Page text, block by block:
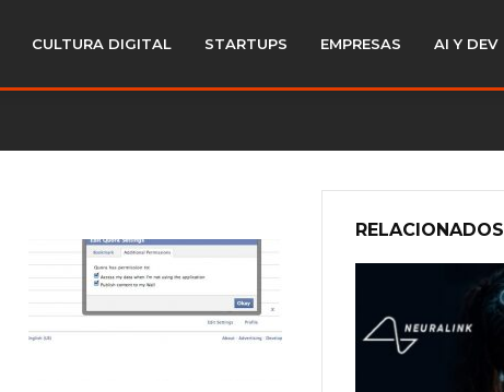
CULTURA DIGITAL STARTUPS EMPRESAS AI Y DEV
RELACIONADOS